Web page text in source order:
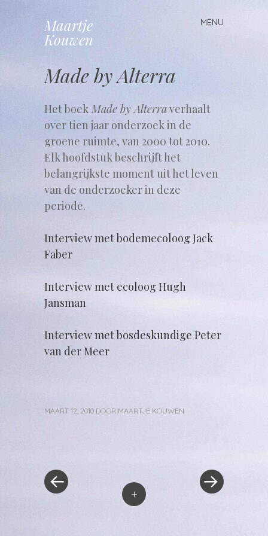
Maartje
Kouwen
MENU
Spring
naar
Made by Alterra
Het boekMade by Alterraverhaalt
over tien jaar onderzoek in de
groene ruimte, van 2000 tot 2010.
Elk hoofdstuk beschrijft het
belangrijkste moment uit het leven
van de onderzoeker in deze
periode.
Interview met bodemecoloog Jack
Faber
Interview met ecoloog Hugh
Jansman
Interview met bosdeskundige Peter
van der Meer
MAART 12, 2010 DOOR MAARTJE KOUWEN
+